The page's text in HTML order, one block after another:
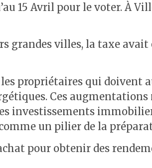
15 Avril pour le voter. À
grandes villes, la taxe
propriétaires qui doivent
Ces
investissements
un pilier de la
pour obtenir des